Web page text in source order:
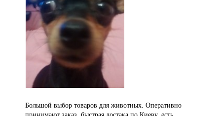
Большой выбор товаров для животных. Оперативно